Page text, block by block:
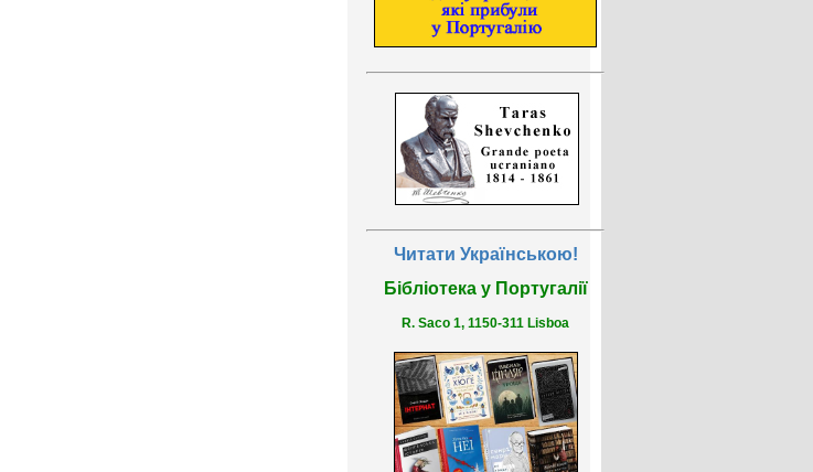
Читати Українською!
Бібліотека у Португалії
R. Saco 1, 1150-311 Lisboa